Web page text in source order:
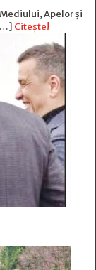
Apelor și
Citește!